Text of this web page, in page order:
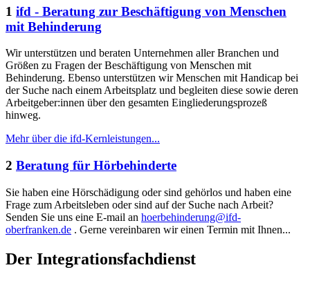
1 ifd - Beratung zur Beschäftigung von Menschen
mit Behinderung
Wir unterstützen und beraten Unternehmen aller Branchen und
Größen zu Fragen der Beschäftigung von Menschen mit
Behinderung. Ebenso unterstützen wir Menschen mit Handicap bei
der Suche nach einem Arbeitsplatz und begleiten diese sowie deren
Arbeitgeber:innen über den gesamten Eingliederungsprozeß
hinweg.
Mehr über die ifd-Kernleistungen...
2 Beratung für Hörbehinderte
Sie haben eine Hörschädigung oder sind gehörlos und haben eine
Frage zum Arbeitsleben oder sind auf der Suche nach Arbeit?
Senden Sie uns eine E-mail an hoerbehinderung@ifd-
oberfranken.de . Gerne vereinbaren wir einen Termin mit Ihnen...
Der Integrationsfachdienst